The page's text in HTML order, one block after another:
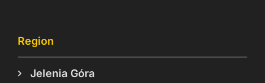
Region
Jelenia Góra